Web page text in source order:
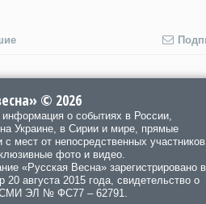
© 2026
о событиях в России,
Украине, в Сирии и мире, прямые
мест от непосредственных участников
фото и видео.
«Русская Весна» зарегистрировано в
20 августа 2015 года, свидетельство о
СМИ ЭЛ № ФС77 – 62791.